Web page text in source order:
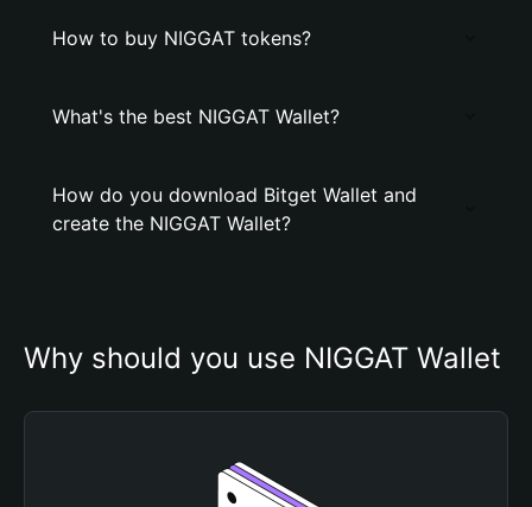
How to buy NIGGAT tokens?
What's the best NIGGAT Wallet?
How do you download Bitget Wallet and
create the NIGGAT Wallet?
Why should you use NIGGAT Wallet